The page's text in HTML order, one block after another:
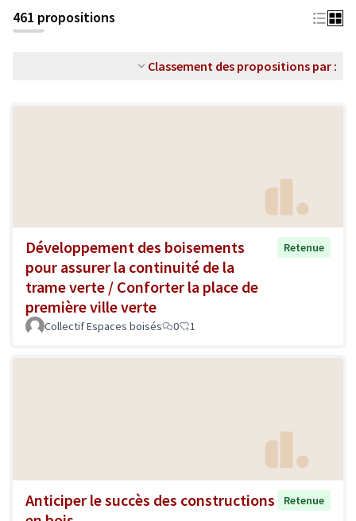
461 propositions
Classement des propositions par :
Développement des boisements
pour assurer la continuité de la
trame verte / Conforter la place de
première ville verte
Retenue
Collectif Espaces boisés 0 1
Anticiper le succès des constructions
Retenue